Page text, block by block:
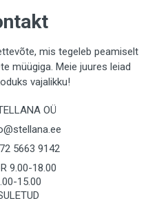
mis tegeleb peamiselt
müügiga. Meie juures leiad
vajalikku!
OÜ
5663 9142
9.00-18.00
15.00